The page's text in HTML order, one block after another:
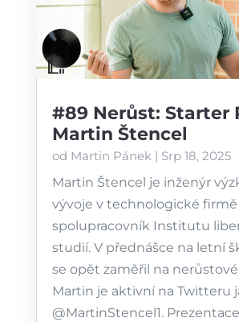
#89 Nerůst: Starter
Martin Štencel
od Martin Pánek| Srp 18, 2025
Martin Štencel je inženýr
vývoje v technologické firmě
spolupracovník Institutu
studií. V přednášce na letní
se opět zaměřil na
Martin je aktivní na Twitteru
⁠@MartinStencel1⁠.